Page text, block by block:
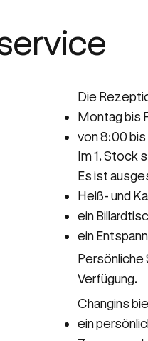
Die
Montag bis
von 8:00 bis
Im 1. Stock
Es ist
Heiß- und
ein
ein
Persönliche
Verfügung.
Changins
ein